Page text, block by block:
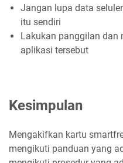
Jangan lupa data
itu sendiri
Lakukan panggilan dan
aplikasi tersebut
Kesimpulan
Mengakifkan kartu
mengikuti panduan yang